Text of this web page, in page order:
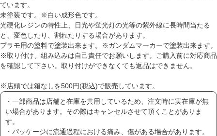
ています。
未塗装です。※白い成形色です。
光硬化レジンの特性上、日光や蛍光灯の光等の紫外線に長時間当たる
と、変色したり、割れたりする場合があります。
プラモ用の塗料で塗装出来ます。※ガンダムマーカーで塗装出来ます。
※取り付け、組み込みは自己責任でお願いします。ご購入前に対応商品
を確認して下さい。取り付けができなくても返品はできません。
※店頭では箱なしを500円(税込)で販売しています。
・一部商品は店舗と在庫を共用しているため、注文時に実在庫が無
い場合があります。その際はキャンセルさせて頂くことがありま
す。
・パッケージに流通過程における痛み、傷がある場合があります。